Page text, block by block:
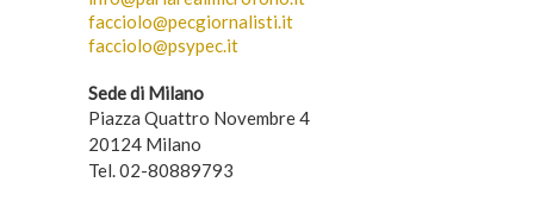
facciolo@pecgiornalisti.it
facciolo@psypec.it
Sede di Milano
Piazza Quattro Novembre 4
20124 Milano
Tel. 02-80889793